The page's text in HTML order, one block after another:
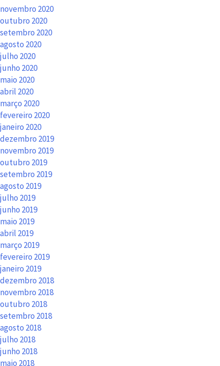
novembro 2020
outubro 2020
setembro 2020
agosto 2020
julho 2020
junho 2020
maio 2020
abril 2020
março 2020
fevereiro 2020
janeiro 2020
dezembro 2019
novembro 2019
outubro 2019
setembro 2019
agosto 2019
julho 2019
junho 2019
maio 2019
abril 2019
março 2019
fevereiro 2019
janeiro 2019
dezembro 2018
novembro 2018
outubro 2018
setembro 2018
agosto 2018
julho 2018
junho 2018
maio 2018